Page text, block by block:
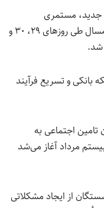
جدید، مستمری
بازنشستگان تامین اجتماعی در مردادماه امسال طی روزهای ۲۹، ۳۰ و
بانکی و تسریع فرآیند
اجتماعی به
مرداد آغاز می‌شد
از ایجاد مشکلاتی